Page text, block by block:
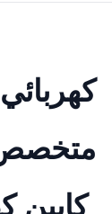
متخصص
كايين